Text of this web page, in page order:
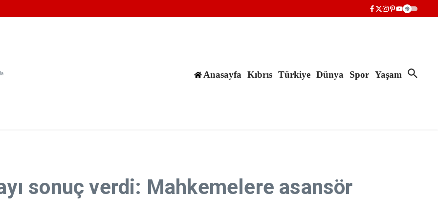
Anasayfa Kıbrıs Türkiye Dünya Spor Yaşam
sonuç verdi: Mahkemelere asansör